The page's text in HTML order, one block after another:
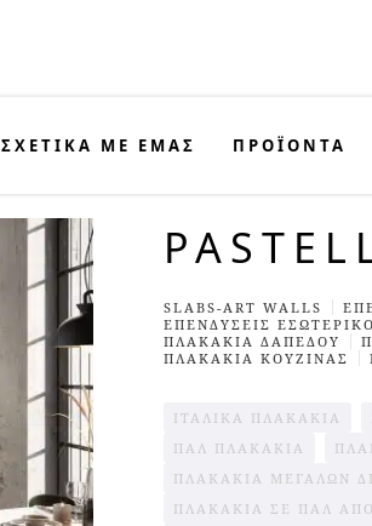
ΣΧΕΤΙΚΑ ΜΕ ΕΜΑΣ ΠΡΟΪΟΝΤΑ
SLABS-ART WALLS
ΕΠΕΝΔΥΣΕΙΣ
ΠΛΑΚΆΚΙΑ ΔΑΠΈΔΟΥ
ΠΛΑΚΆΚΙΑ ΚΟΥΖΊΝΑΣ
ΙΤΑΛΙΚΆ ΠΛΑΚΆΚΙΑ
ΠΑΛ ΠΛΑΚΆΚΙΑ
ΠΛΑΚΆΚΙΑ ΜΕΓΆΛΩΝ
ΠΛΑΚΆΚΙΑ ΣΕ ΠΑΛ